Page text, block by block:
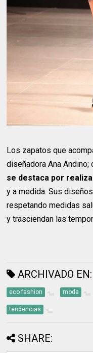
Los zapatos que
diseñadora Ana Andino;
se destaca por
y a medida. Sus
respetando medidas
y trasciendan las
ARCHIVADO EN:
eco fashion moda
tendencias
SHARE: